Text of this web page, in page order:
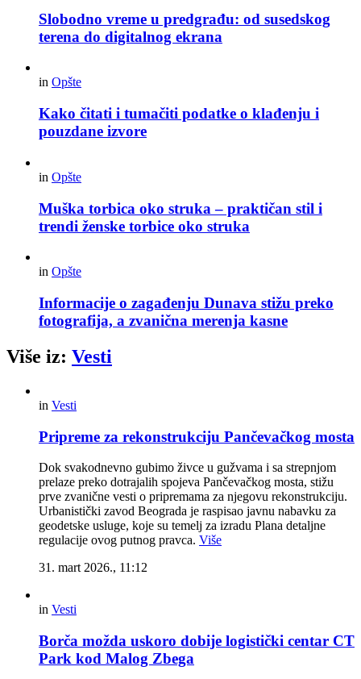
Slobodno vreme u predgrađu: od susedskog
terena do digitalnog ekrana
in Opšte
Kako čitati i tumačiti podatke o klađenju i
pouzdane izvore
in Opšte
Muška torbica oko struka – praktičan stil i
trendi ženske torbice oko struka
in Opšte
Informacije o zagađenju Dunava stižu preko
fotografija, a zvanična merenja kasne
Više iz: Vesti
in Vesti
Pripreme za rekonstrukciju Pančevačkog mosta
Dok svakodnevno gubimo živce u gužvama i sa strepnjom
prelaze preko dotrajalih spojeva Pančevačkog mosta, stižu
prve zvanične vesti o pripremama za njegovu rekonstrukciju.
Urbanistički zavod Beograda je raspisao javnu nabavku za
geodetske usluge, koje su temelj za izradu Plana detaljne
regulacije ovog putnog pravca. Više
31. mart 2026., 11:12
in Vesti
Borča možda uskoro dobije logistički centar CT
Park kod Malog Zbega